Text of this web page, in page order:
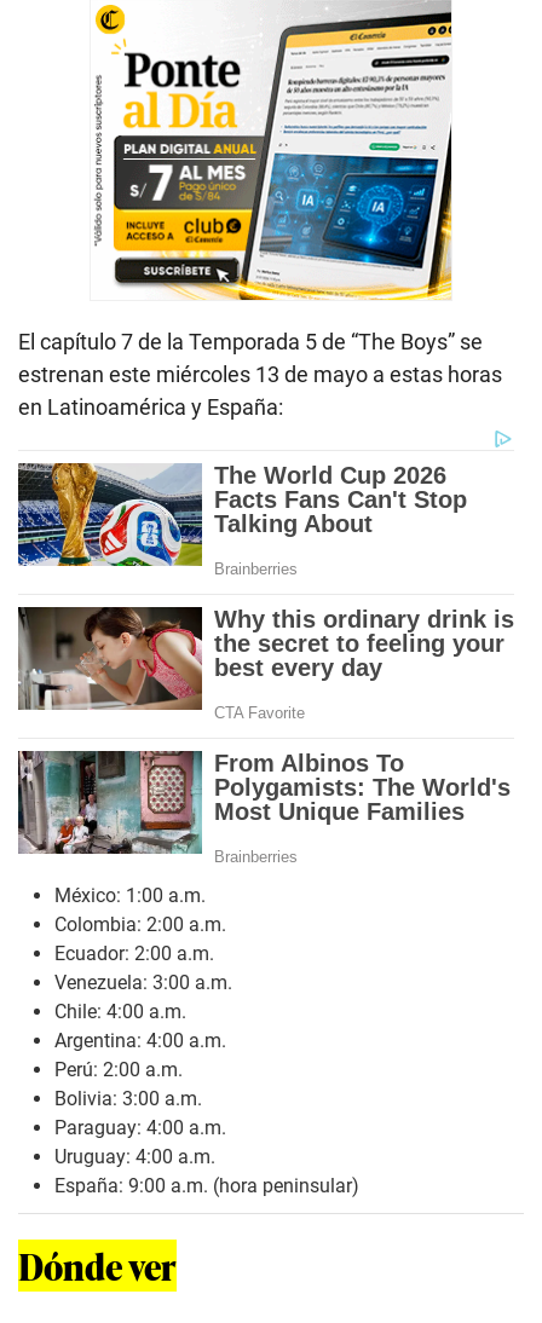
El capítulo 7 de la Temporada 5 de “The Boys” se
estrenan este miércoles 13 de mayo a estas horas
en Latinoamérica y España:
México: 1:00 a.m.
Colombia: 2:00 a.m.
Ecuador: 2:00 a.m.
Venezuela: 3:00 a.m.
Chile: 4:00 a.m.
Argentina: 4:00 a.m.
Perú: 2:00 a.m.
Bolivia: 3:00 a.m.
Paraguay: 4:00 a.m.
Uruguay: 4:00 a.m.
España: 9:00 a.m. (hora peninsular)
Dónde ver